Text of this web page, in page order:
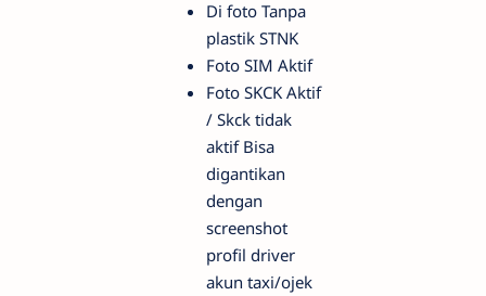
Di foto Tanpa
plastik STNK
Foto SIM Aktif
Foto SKCK Aktif
/ Skck tidak
aktif Bisa
digantikan
dengan
screenshot
profil driver
akun taxi/ojek